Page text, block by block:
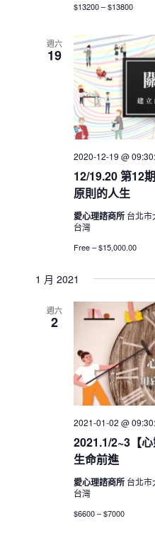
$13200 – $13800
週六
19
12/19.20 第12
原則的人生
2020-12-19 @
愛心理諮商所 台北
台灣
Free – $15,000.00
1 月 2021
週六
2
2021.1/2~3【
生命前進
2021-01-02 @
愛心理諮商所 台北
台灣
$6600 – $7000